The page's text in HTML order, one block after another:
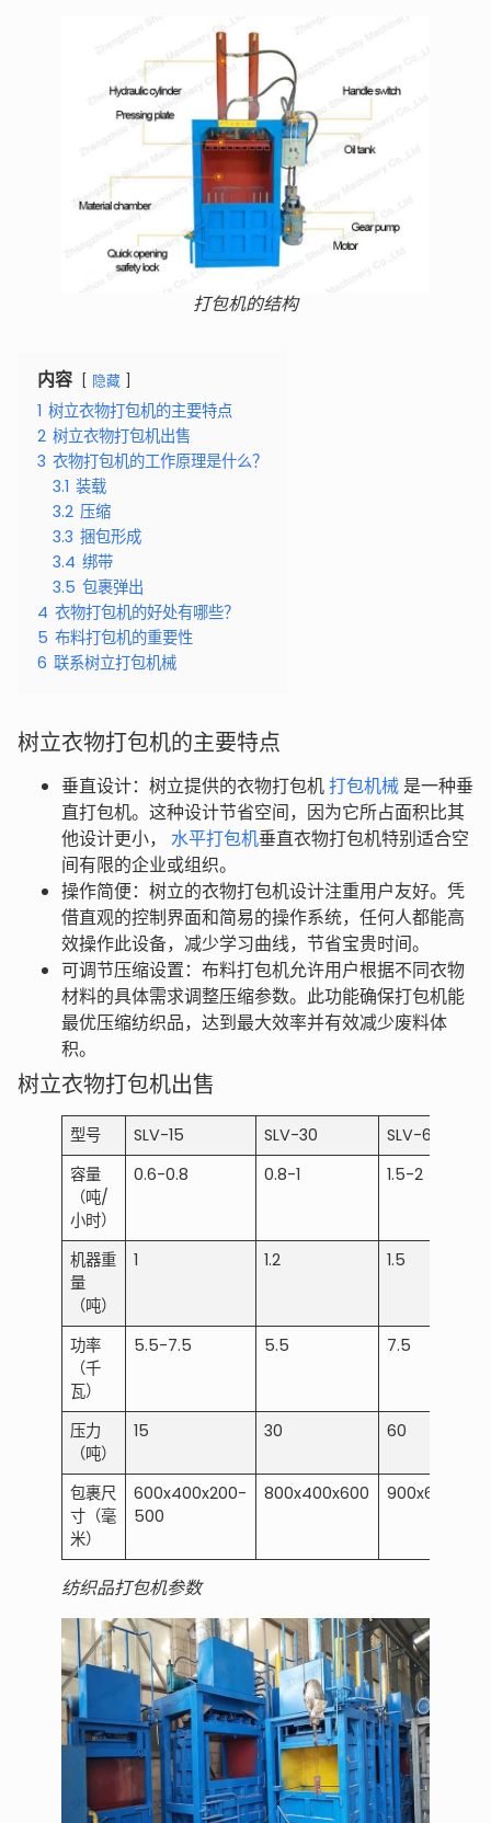
打包机的结构
内容 隐藏
1 树立衣物打包机的主要特点
2 树立衣物打包机出售
3 衣物打包机的工作原理是什么？
3.1 装载
3.2 压缩
3.3 捆包形成
3.4 绑带
3.5 包裹弹出
4 衣物打包机的好处有哪些？
5 布料打包机的重要性
6 联系树立打包机械
树立衣物打包机的主要特点
垂直设计：树立提供的衣物打包机打包机械是一种垂
直打包机。这种设计节省空间，因为它所占面积比其
他设计更小， 水平打包机垂直衣物打包机特别适合空
间有限的企业或组织。
操作简便：树立的衣物打包机设计注重用户友好。凭
借直观的控制界面和简易的操作系统，任何人都能高
效操作此设备，减少学习曲线，节省宝贵时间。
可调节压缩设置：布料打包机允许用户根据不同衣物
材料的具体需求调整压缩参数。此功能确保打包机能
最优压缩纺织品，达到最大效率并有效减少废料体
积。
树立衣物打包机出售
型号 SLV-15 SLV-30
SLV-60
容量
（吨/
小时）
0.6-0.8 0.8-1 1.5-2
机器重
量
（吨）
1 1.2 1.5
功率
（千
瓦）
5.5-7.5 5.5 7.5
压力
（吨）
15 30 60
包裹尺
寸（毫
米）
600x400x200-
500
800x400x600 900x600x800
纺织品打包机参数